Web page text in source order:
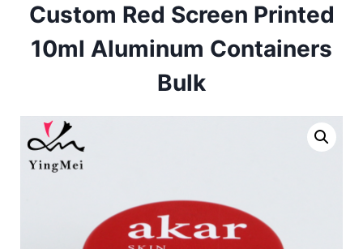
Custom Red Screen Printed
10ml Aluminum Containers
Bulk